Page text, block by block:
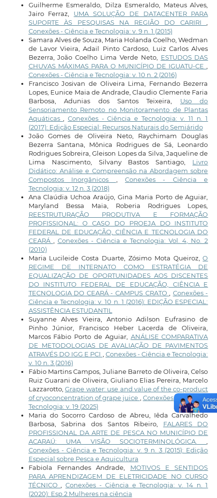
Guilherme Esmeraldo, Dilza Esmeraldo, Mateus Alves,
Jairo Ferraz, UMA SOLUÇÃO DE DATACENTER PARA
SUPORTE ÀS PESQUISAS NA REGIÃO DO CARIRI
Conexões - Ciência e Tecnologia: v. 9 n. 1 (2015)
Samara Alves de Souza, Maria Holanda Coelho, Wedman
de Lavor Vieira, Adail Pinto Cardoso, Luiz Carlos Alves
Bezerra, João Coelho Lima Verde Neto, ESTUDOS DAS
CHUVAS MÁXIMAS PARA O MUNICÍPIO DE IGUATU-CE
Conexões - Ciência e Tecnologia: v. 10 n. 2 (2016)
Francisco Josivan de Oliveira Lima, Fernando Bezerra
Lopes, Eunice Maia de Andrade, Claudio Clemente Faria
Barbosa, Adunias dos Santos Teixeira, Uso do
Sensoriamento Remoto no Monitoramento de Plantas
Aquáticas
Conexões - Ciência e Tecnologia: v. 11 n. 1
(2017): Edição Especial: Recursos Naturais do Semiárido
João Gomes de Oliveira Neto, Raychimam Douglas
Bezerra Santana, Mônica Rodrigues de Sá, Leonardo
Rodrigues Sobreira, Gleison Lopes da Silva, Jaqueline de
Lima Nascimento, Silvany Bastos Santiago, Livro
Didático: Análise e Compreensão na Abordagem sobre
Compostos Inorgânicos
,Conexões - Ciência e
Tecnologia: v. 12 n. 3 (2018)
Ana Claúdia Uchoa Araújo, Gina Maria Porto de Aguiar,
Maryland Bessa Maia, Roberia Rodrigues Lopes,
REESTRUTURAÇÃO PRODUTIVA E FORMAÇÃO
PROFISSIONAL: O CASO DO PROEJA DO INSTITUTO
FEDERAL DE EDUCAÇÃO, CIÊNCIA E TECNOLOGIA DO
CEARÁ
Conexões - Ciência e Tecnologia: Vol. 4, No. 2
(2010)
Maria Lucileide Costa Duarte, Zósimo Mota Queiroz,O
REGIME DE INTERNATO COMO ESTRATÉGIA DE
EQUALIZAÇÃO DE OPORTUNIDADES AOS DISCENTES
DO INSTITUTO FEDERAL DE EDUCAÇÃO, CIÊNCIA E
TECNOLOGIA DO CEARÁ - CAMPUS CRATO
Conexões -
Ciência e Tecnologia: v. 10 n. 1 (2016): EDIÇÃO ESPECIAL:
ASSISTÊNCIA ESTUDANTIL
Suyanne Alves Vieira, Antonio Adilson Eufrasino de
Pinho Júnior, Francisco Heber Lacerda de Oliveira,
Marcos Fábio Porto de Aguiar, ANÁLISE COMPARATIVA
DE METODOLOGIAS DE AVALIAÇÃO DE PAVIMENTOS
ATRAVÉS DO IGG E PCI
Conexões - Ciência e Tecnologia:
v. 10 n. 3 (2016)
Fábio Martins Campos, Juliane Barreto de Oliveira, Celso
Ruiz Guarani de Oliveira, Giuliano Elias Pereira, Marcelo
Lazzarotto,Grape water: use and value of the co-product
of cryoconcentration of grape juice
Conexões - Ciência e
Tecnologia: v. 19 (2025)
Maria do Socorro Cardoso de Abreu, Iêda Carvalhedo
Barbosa, Sabrina dos Santos Ribeiro, FALARES DO
PROFISSIONAL DA ARTE DE PESCA NO MUNICÍPIO DE
ACARAÚ: UMA VISÃO SOCIOTERMINOLÓGICA.
Conexões - Ciência e Tecnologia: v. 9 n. 3 (2015): Edição
Especial sobre Pesca e Aquicultura
Fabiola Fernandes Andrade, MOTIVOS E SENTIDOS
PARA APRENDIZAGEM DE ELETRICIDADE NO CURSO
TÉCNICO
,Conexões - Ciência e Tecnologia: v. 14 n. 1
(2020): Esp.2 Mulheres na ciência